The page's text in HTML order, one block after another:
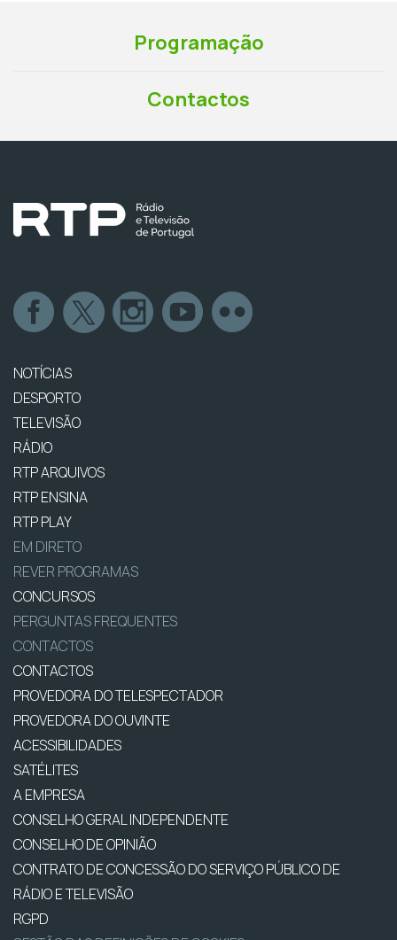
Programação
Contactos
NOTÍCIAS
DESPORTO
TELEVISÃO
RÁDIO
RTP ARQUIVOS
RTP ENSINA
RTP PLAY
EM DIRETO
REVER PROGRAMAS
CONCURSOS
PERGUNTAS FREQUENTES
CONTACTOS
CONTACTOS
PROVEDORA DO TELESPECTADOR
PROVEDORA DO OUVINTE
ACESSIBILIDADES
SATÉLITES
A EMPRESA
CONSELHO GERAL INDEPENDENTE
CONSELHO DE OPINIÃO
CONTRATO DE CONCESSÃO DO SERVIÇO PÚBLICO DE
RÁDIO E TELEVISÃO
RGPD